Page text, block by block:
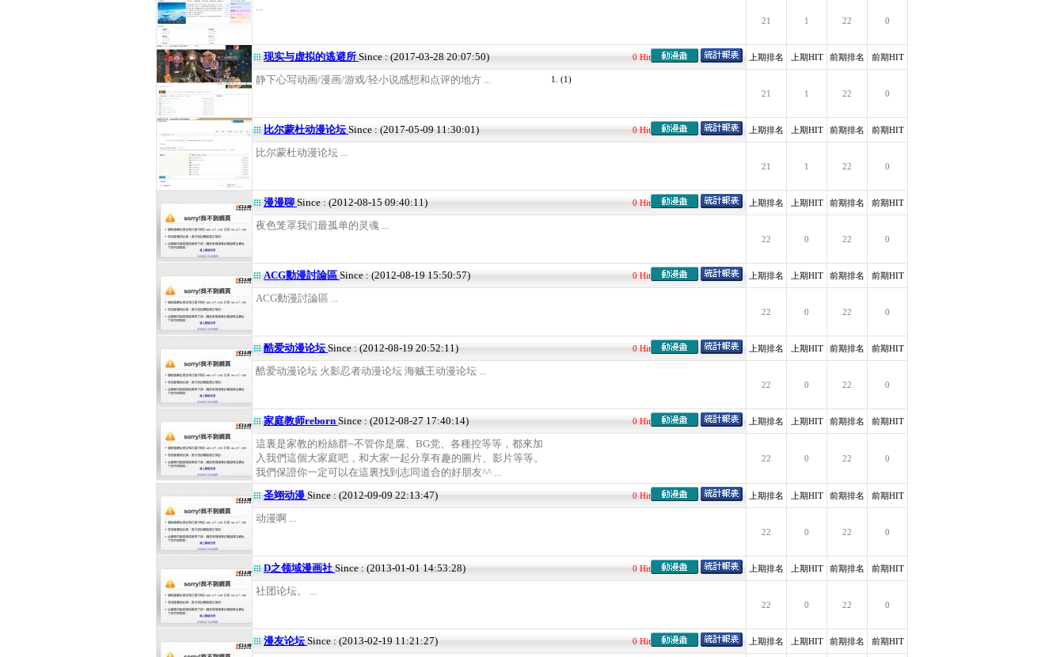
...
21 1 22 0
现实与虚拟的逃避所 Since : (2017-03-28 20:07:50) 0 Hit 上期排名 上期HIT 前期排名 前期HIT
静下心写动画/漫画/游戏/轻小说感想和点评的地方 ... 1. (1)
21
1 22 0
比尔蒙杜动漫论坛Since : (2017-05-09 11:30:01) 0 Hit 上期排名 上期HIT 前期排名 前期HIT
比尔蒙杜动漫论坛 ...
21 1 22 0
漫漫聊 Since : (2012-08-15 09:40:11) 0 Hit 上期排名 上期HIT 前期排名 前期HIT
夜色笼罩我们最孤单的灵魂 ...
22 0 22 0
ACG動漫討論區 Since : (2012-08-19 15:50:57) 0 Hit 上期排名 上期HIT 前期排名 前期HIT
ACG動漫討論區 ...
22 0 22 0
酷爱动漫论坛Since : (2012-08-19 20:52:11) 0 Hit 上期排名 上期HIT 前期排名 前期HIT
酷爱动漫论坛 火影忍者动漫论坛 海贼王动漫论坛 ...
22 0 22 0
家庭教师reborn Since : (2012-08-27 17:40:14) 0 Hit 上期排名 上期HIT 前期排名 前期HIT
這裏是家教的粉絲群~不管你是腐、BG党、各種控等等，都來加
入我們這個大家庭吧，和大家一起分享有趣的圖片、影片等等。
我們保證你一定可以在這裏找到志同道合的好朋友^^ ...
22 0 22 0
圣翊动漫 Since : (2012-09-09 22:13:47) 0 Hit 上期排名 上期HIT 前期排名 前期HIT
动漫啊 ...
22 0 22 0
D之领域漫画社Since : (2013-01-01 14:53:28) 0 Hit 上期排名 上期HIT 前期排名 前期HIT
社团论坛。 ...
22 0 22 0
漫友论坛Since : (2013-02-19 11:21:27) 0 Hit 上期排名 上期HIT 前期排名 前期HIT